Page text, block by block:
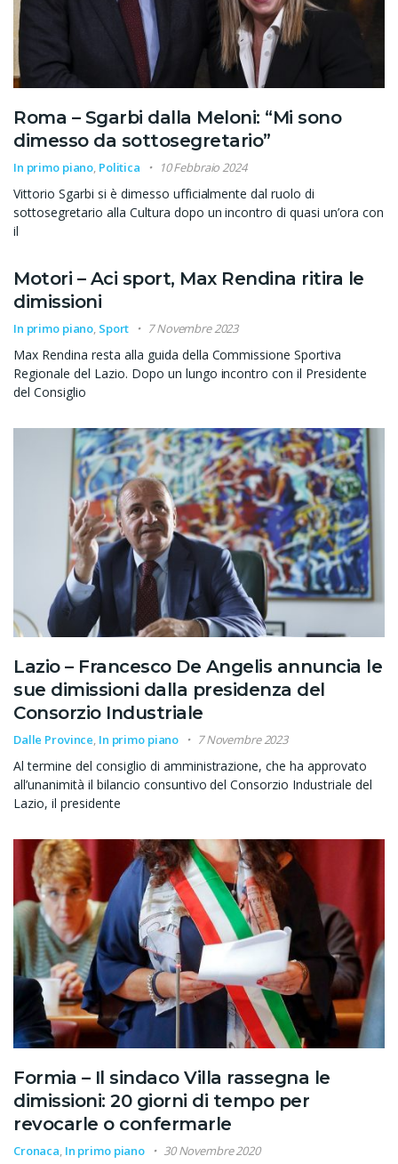
Roma – Sgarbi dalla Meloni: “Mi sono
dimesso da sottosegretario”
In primo piano, Politica 10 Febbraio 2024
Vittorio Sgarbi si è dimesso ufficialmente dal ruolo di
sottosegretario alla Cultura dopo un incontro di quasi un’ora con
il
Motori – Aci sport, Max Rendina ritira le
dimissioni
In primo piano, Sport 7 Novembre 2023
Max Rendina resta alla guida della Commissione Sportiva
Regionale del Lazio. Dopo un lungo incontro con il Presidente
del Consiglio
Lazio – Francesco De Angelis annuncia le
sue dimissioni dalla presidenza del
Consorzio Industriale
Dalle Province, In primo piano 7 Novembre 2023
Al termine del consiglio di amministrazione, che ha approvato
all’unanimità il bilancio consuntivo del Consorzio Industriale del
Lazio, il presidente
Formia – Il sindaco Villa rassegna le
dimissioni: 20 giorni di tempo per
revocarle o confermarle
Cronaca, In primo piano 30 Novembre 2020